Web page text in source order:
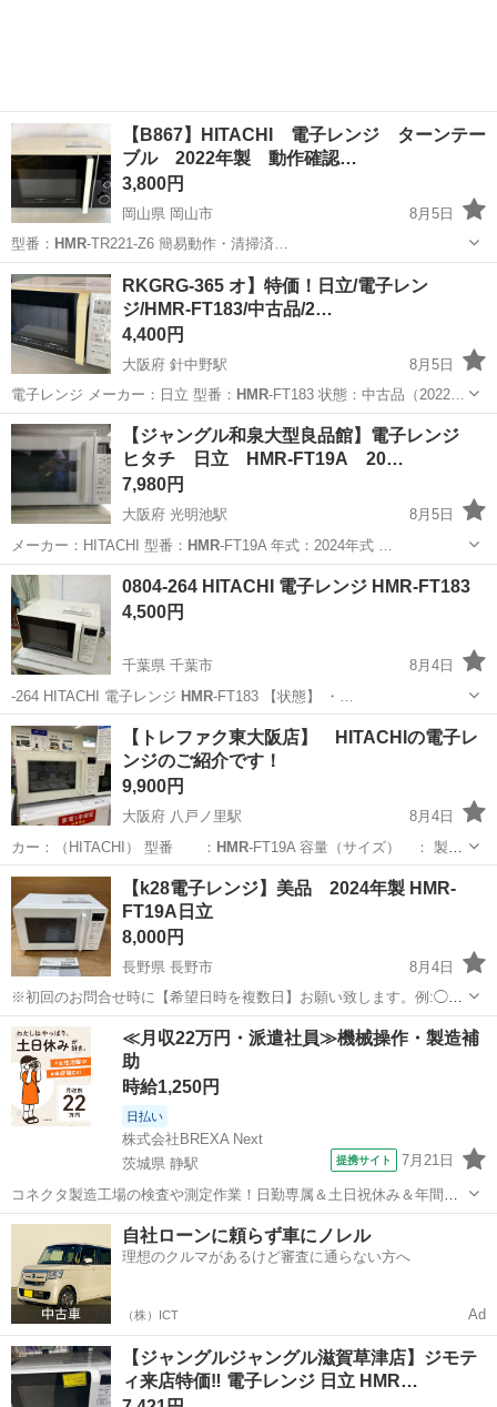
【B867】HITACHI 電子レンジ ターンテー
ブル 2022年製 動作確認…
3,800円
岡山県 岡山市
8月5日
型番： HMR-TR221-Z6 簡易動作・清掃済…
岡山 岡山市 ターンテーブル
RKGRG-365 オ】特価！日立/電子レン
ジ/HMR-FT183/中古品/2…
4,400円
大阪府 針中野駅
8月5日
電子レンジ メーカー：日立 型番： HMR-FT183 状態：中古品（2022…
大阪 大阪市 針中野駅 キッチン家電 HMR
【ジャングル和泉大型良品館】電子レンジ
ヒタチ 日立 HMR-FT19A 20…
7,980円
大阪府 光明池駅
8月5日
メーカー：HITACHI 型番： HMR-FT19A 年式：2024年式 …
大阪 和泉市 キッチン家電
0804-264 HITACHI 電子レンジ HMR-FT183
4,500円
千葉県 千葉市
8月4日
-264 HITACHI 電子レンジ HMR -FT183 【状態】 ・…
千葉 千葉市 キッチン家電
【トレファク東大阪店】 HITACHIの電子レ
ンジのご紹介です！
9,900円
大阪府 八戸ノ里駅
8月4日
カー：（HITACHI） 型番 ： HMR-FT19A 容量（サイズ） ： 製
造…
大阪 東大阪市 八戸ノ里駅 キッチン家電 HITACHI
【k28電子レンジ】美品 2024年製 HMR-
FT19A日立
8,000円
長野県 長野市
8月4日
※初回のお問合せ時に【希望日時を複数日】お願い致します。例:◯月
◯日◯曜日◯時頃希望(複数日) 16時以降の対応は致しかねます。 初め
まして◯◯と申します。 掲載されている品物について、まだ取引は可
能でしょうか？ などの...
長野 長野市 キッチン家電
≪月収22万円・派遣社員≫機械操作・製造補
助
時給1,250円
日払い
株式会社BREXA Next
茨城県 静駅
提携サイト 7月21日
コネクタ製造工場の検査や測定作業！日勤専属＆土日祝休み＆年間休
日128日★クリーンルーム内作業★マイカー通勤OK＆無料駐車場あり
★就業先食堂利用可！日払い制度あり！《茨城県常陸大宮市》 人気の
工場のお仕事 ◇コネクタ製造工...
茨城 常陸大宮市 その他
自社ローンに頼らず車にノレル
理想のクルマがあるけど審査に通らない方へ
（株）ICT Ad
【ジャングルジャングル滋賀草津店】ジモテ
ィ来店特価‼ 電子レンジ 日立 HMR…